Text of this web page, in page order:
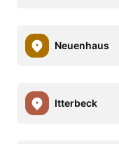
Neuenhaus
Itterbeck